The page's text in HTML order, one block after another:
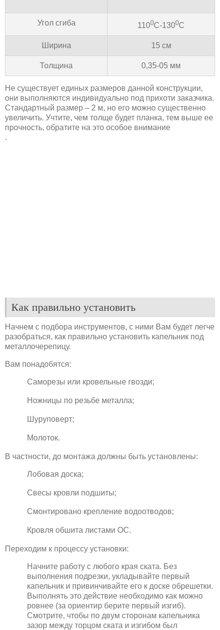
Угол сгиба 1100С-1300С
Ширина 15 см
Толщина 0,35-05 мм
Не существует единых размеров данной конструкции,
они выполняются индивидуально под прихоти заказчика.
Стандартный размер – 2 м, но его можно существенно
увеличить. Учтите, чем толще будет планка, тем выше ее
прочность, обратите на это особое внимание
.
Как правильно установить
Начнем с подбора инструментов, с ними Вам будет легче
разобраться, как правильно установить капельник под
металлочерепицу.
Вам понадобятся:
Саморезы или кровельные гвозди;
Ножницы по резьбе металла;
Шуруповерт;
Молоток.
В частности, до монтажа должны быть установлены:
Лобовая доска;
Свесы кровли подшиты;
Смонтировано крепление водоотводов;
Кровля обшита листами ОС.
Переходим к процессу установки:
Начните работу с любого края ската. Без
выполнения подрезки, укладывайте первый
капельник и привинчивайте его к доске обрешетки.
Выполнять это действие необходимо как можно
ровнее (за ориентир берите первый изгиб).
Смотрите, чтобы по двум сторонам капельника
зазор между торцом ската и изгибом был